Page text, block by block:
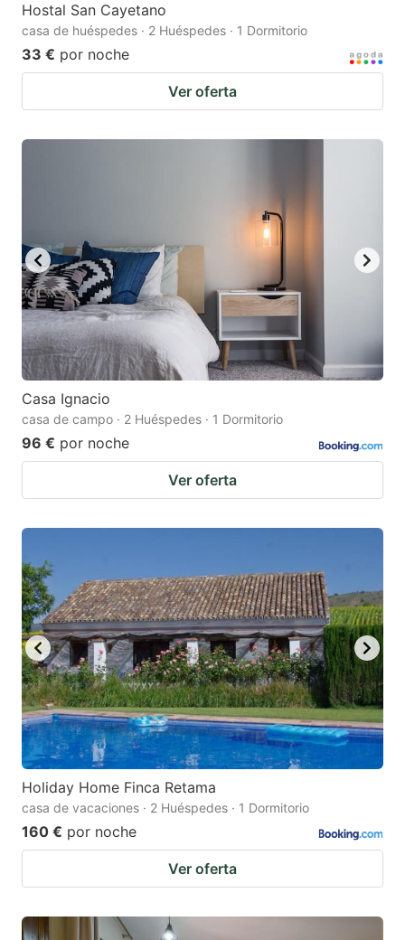
Hostal San Cayetano
casa de huéspedes · 2 Huéspedes · 1 Dormitorio
33 € por noche
Ver oferta
Casa Ignacio
casa de campo · 2 Huéspedes · 1 Dormitorio
96 € por noche
Ver oferta
Holiday Home Finca Retama
casa de vacaciones · 2 Huéspedes · 1 Dormitorio
160 € por noche
Ver oferta